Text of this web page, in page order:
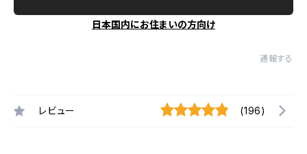
日本国内にお住まいの方向け
通報する
レビュー (196)